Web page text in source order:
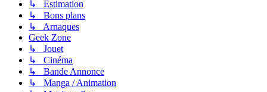
↳ Estimation
↳ Bons plans
↳ Arnaques
Geek Zone
↳ Jouet
↳ Cinéma
↳ Bande Annonce
↳ Manga / Animation